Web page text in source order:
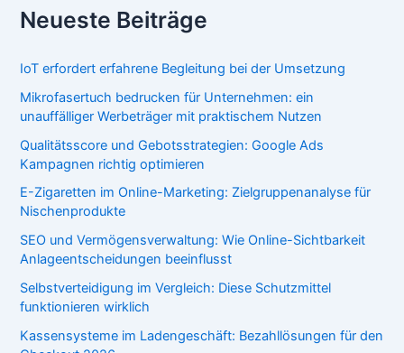
Neueste Beiträge
IoT erfordert erfahrene Begleitung bei der Umsetzung
Mikrofasertuch bedrucken für Unternehmen: ein
unauffälliger Werbeträger mit praktischem Nutzen
Qualitätsscore und Gebotsstrategien: Google Ads
Kampagnen richtig optimieren
E-Zigaretten im Online-Marketing: Zielgruppenanalyse für
Nischenprodukte
SEO und Vermögensverwaltung: Wie Online-Sichtbarkeit
Anlageentscheidungen beeinflusst
Selbstverteidigung im Vergleich: Diese Schutzmittel
funktionieren wirklich
Kassensysteme im Ladengeschäft: Bezahllösungen für den